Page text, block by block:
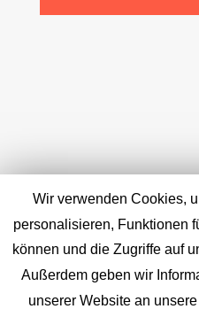
Wir verwenden Cookies,
personalisieren, Funktionen
können und die Zugriffe auf
Außerdem geben wir
unserer Website an